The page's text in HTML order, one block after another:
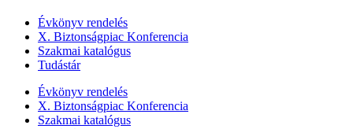
Évkönyv rendelés
X. Biztonságpiac Konferencia
Szakmai katalógus
Tudástár
Évkönyv rendelés
X. Biztonságpiac Konferencia
Szakmai katalógus